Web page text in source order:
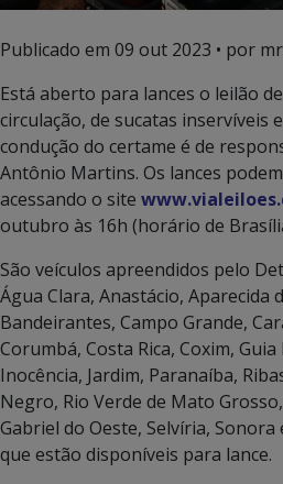
Publicado em 09 out 2023 • por
Está aberto para lances o leilão
circulação, de sucatas inservíveis
condução do certame é de
Antônio Martins. Os lances
acessando o site
outubro às 16h (horário de
São veículos apreendidos pelo
Água Clara, Anastácio, Aparecida
Bandeirantes, Campo Grande,
Corumbá, Costa Rica, Coxim,
Inocência, Jardim, Paranaíba,
Negro, Rio Verde de Mato
Gabriel do Oeste, Selvíria,
que estão disponíveis para lance.